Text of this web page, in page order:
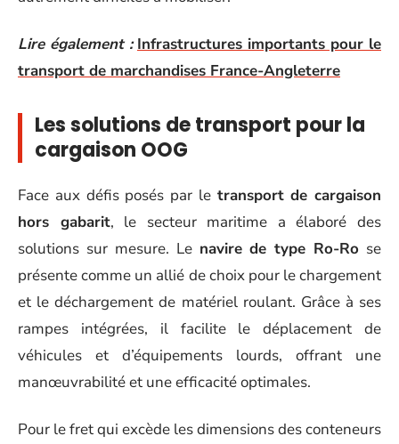
Lire également : Infrastructures importants pour le
transport de marchandises France-Angleterre
Les solutions de transport pour la
cargaison OOG
Face aux défis posés par le transport de cargaison
hors gabarit, le secteur maritime a élaboré des
solutions sur mesure. Le navire de type Ro-Ro se
présente comme un allié de choix pour le chargement
et le déchargement de matériel roulant. Grâce à ses
rampes intégrées, il facilite le déplacement de
véhicules et d’équipements lourds, offrant une
manœuvrabilité et une efficacité optimales.
Pour le fret qui excède les dimensions des conteneurs